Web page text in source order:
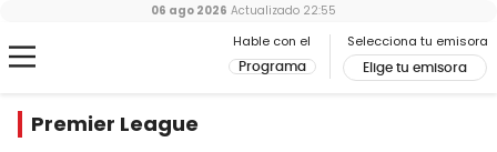
Hable con el
Programa
Selecciona tu emisora
Elige tu emisora
06 ago 2026 Actualizado 22:55
Premier League